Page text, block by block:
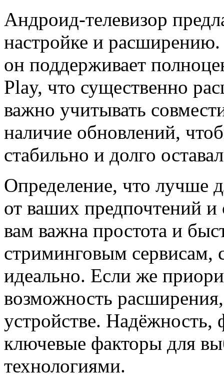
Андроид-телевизор
настройке и
он поддерживает
Play, что существенно
важно учитывать
наличие обновлений,
стабильно и долго
Определение, что лучше
от ваших предпочтений и
вам важна простота и
стриминговым сервисам,
идеально. Если же
возможность
устройстве. Надёжность,
ключевые факторы для
технологиями.